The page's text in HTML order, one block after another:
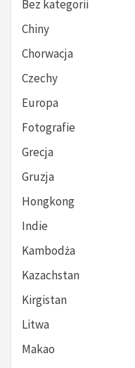
Bez kategorii
Chiny
Chorwacja
Czechy
Europa
Fotografie
Grecja
Gruzja
Hongkong
Indie
Kambodża
Kazachstan
Kirgistan
Litwa
Makao